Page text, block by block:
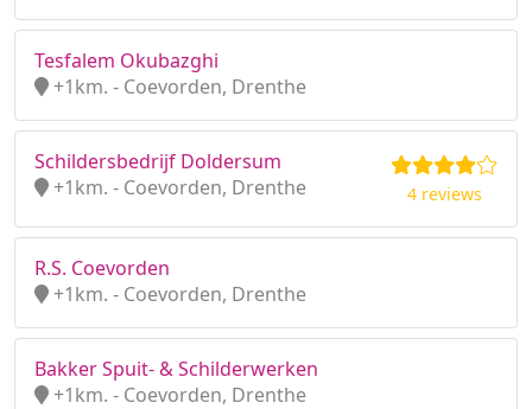
Tesfalem Okubazghi
+1km. - Coevorden, Drenthe
Schildersbedrijf Doldersum
+1km. - Coevorden, Drenthe
4 reviews
R.S. Coevorden
+1km. - Coevorden, Drenthe
Bakker Spuit- & Schilderwerken
+1km. - Coevorden, Drenthe